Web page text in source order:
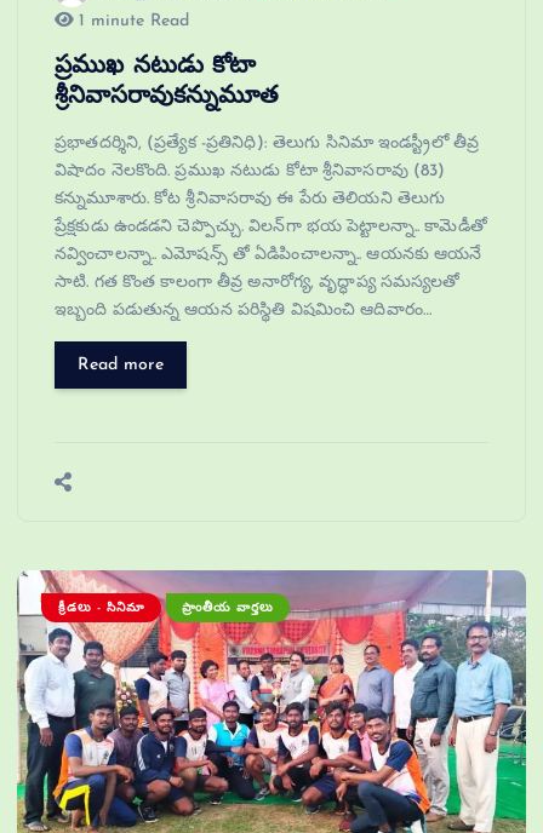
1 minute Read
ప్రముఖ నటుడు కోటా
శ్రీనివాసరావుకన్నుమూత
ప్రభాతదర్శిని, (ప్రత్యేక -ప్రతినిధి): తెలుగు సినిమా ఇండ‌స్ట్రీలో తీవ్ర
విషాదం నెల‌కొంది. ప్రముఖ నటుడు కోటా శ్రీనివాసరావు (83)
కన్నుమూశారు. కోట శ్రీనివాసరావు ఈ పేరు తెలియని తెలుగు
ప్రేక్షకుడు ఉండడని చెప్పొచ్చు. విలన్‌గా భయ పెట్టాలన్నా.. కామెడీతో
నవ్వించాలన్నా.. ఎమోషన్స్ తో ఏడిపించాలన్నా.. ఆయనకు ఆయనే
సాటి. గ‌త కొంత కాలంగా తీవ్ర అనారోగ్య‌, వృద్ధాప్య స‌మ‌స్య‌ల‌తో
ఇబ్బంది ప‌డుతున్న ఆయ‌న ప‌రిస్థితి విష‌మించి ఆదివారం…
Read more
క్రీడలు - సినిమా ప్రాంతీయ వార్తలు